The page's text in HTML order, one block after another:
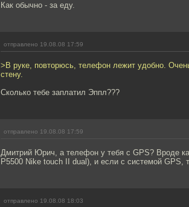
Как обычно - за еду.
отправлено 19.08.08 17:59
>В руке, повторюсь, телефон лежит удобно.
стену.
Сколько тебе заплатил Эппл???
отправлено 19.08.08 17:59
Дмитрий Юрич, а телефон у тебя с GPS? Вроде
P5500 Nike touch II dual), и если с системой
отправлено 19.08.08 18:03